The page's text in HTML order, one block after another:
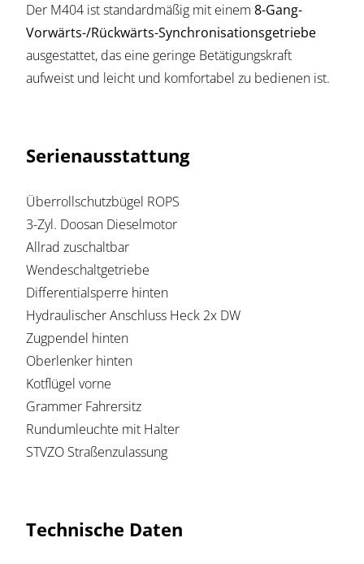
Der M404 ist standardmäßig mit einem 8-Gang-
Vorwärts-/Rückwärts-Synchronisationsgetriebe
ausgestattet, das eine geringe Betätigungskraft
aufweist und leicht und komfortabel zu bedienen ist.
Serienausstattung
Überrollschutzbügel ROPS
3-Zyl. Doosan Dieselmotor
Allrad zuschaltbar
Wendeschaltgetriebe
Differentialsperre hinten
Hydraulischer Anschluss Heck 2x DW
Zugpendel hinten
Oberlenker hinten
Kotflügel vorne
Grammer Fahrersitz
Rundumleuchte mit Halter
STVZO Straßenzulassung
Technische Daten